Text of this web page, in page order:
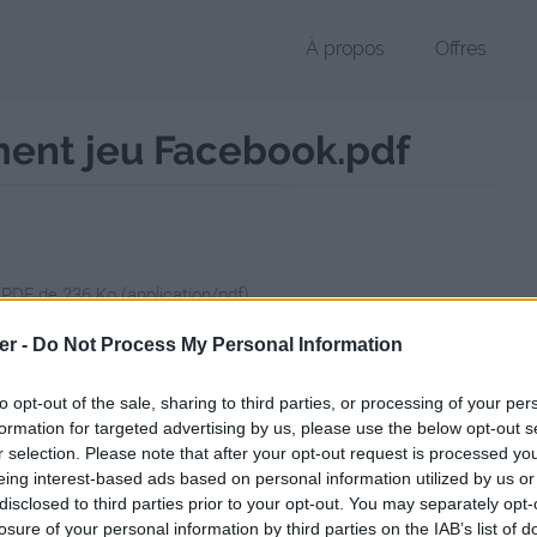
- Do Not Process My Personal Information
opt-out of the sale, sharing to third parties, or processing of your
for targeted advertising by us, please use the below opt-out
selection. Please note that after your opt-out request is processed
interest-based ads based on personal information utilized by us
to third parties prior to your opt-out. You may separately
of your personal information by third parties on the IAB’s list of
À propos Offres
jeu Facebook.pdf
de 236 Ko (application/pdf)
page de téléchargement a été vue 1010 fois depuis l'envoi du
fichier.fr/2017/08/03/casino-calais-reglement-jeu-